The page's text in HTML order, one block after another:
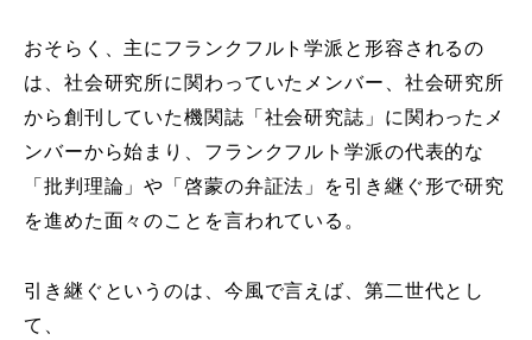
おそらく、主にフランクフルト学派と形容されるの
は、社会研究所に関わっていたメンバー、社会研究所
から創刊していた機関誌「社会研究誌」に関わったメ
ンバーから始まり、フランクフルト学派の代表的な
「批判理論」や「啓蒙の弁証法」を引き継ぐ形で研究
を進めた面々のことを言われている。
引き継ぐというのは、今風で言えば、第二世代とし
て、